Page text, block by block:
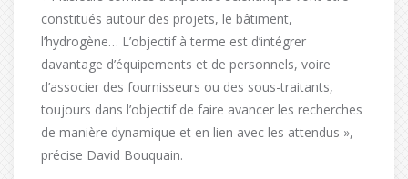
constitués autour des projets, le bâtiment,
l’hydrogène… L’objectif à terme est d’intégrer
davantage d’équipements et de personnels, voire
d’associer des fournisseurs ou des sous-traitants,
toujours dans l’objectif de faire avancer les recherches
de manière dynamique et en lien avec les attendus »,
précise David Bouquain.